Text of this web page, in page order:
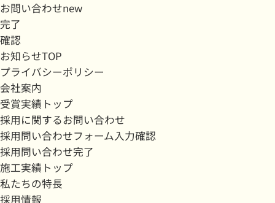
お問い合わせnew
完了
確認
お知らせTOP
プライバシーポリシー
会社案内
受賞実績トップ
採用に関するお問い合わせ
採用問い合わせフォーム入力確認
採用問い合わせ完了
施工実績トップ
私たちの特長
採用情報